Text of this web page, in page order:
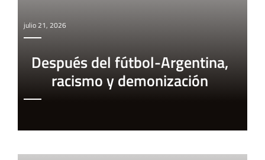
julio 21, 2026
Después del fútbol-Argentina,
racismo y demonización